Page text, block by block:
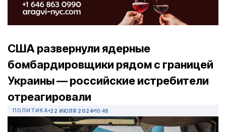
США развернули ядерные
бомбардировщики рядом с границей
Украины — российские истребители
отреагировали
ПОЛИТИКА 22 ИЮЛЯ 2024 10:48